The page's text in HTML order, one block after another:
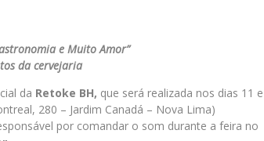
e Muito Amor”
da cervejaria
da Retoke BH, que será realizada nos dias 11 e
280 – Jardim Canadá – Nova Lima)
por comandar o som durante a feira no